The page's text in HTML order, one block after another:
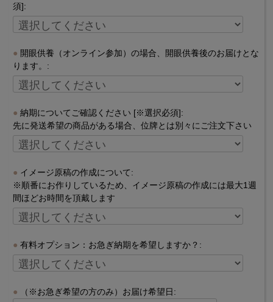
須]:
開眼供養（オンライン参加）の場合、開眼供養後のお届けとな
ります。:
納期についてご確認ください [※選択必須]:
先に発送希望の商品がある場合、位牌とは別々にご注文下さい
イメージ原稿の作成について:
※順番にお作りしているため、イメージ原稿の作成には最大1週
間ほどお時間を頂戴します
有料オプション：お急ぎ納期を希望しますか？:
（※お急ぎ希望の方のみ）お届け希望日: